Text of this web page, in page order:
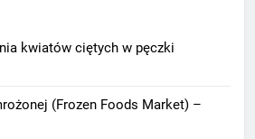
kwiatów ciętych w pęczki
(Frozen Foods Market) –